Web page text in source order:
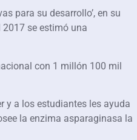
para su desarrollo’, en su
se estimó una
con 1 millón 100 mil
y a los estudiantes les ayuda
la enzima asparaginasa la